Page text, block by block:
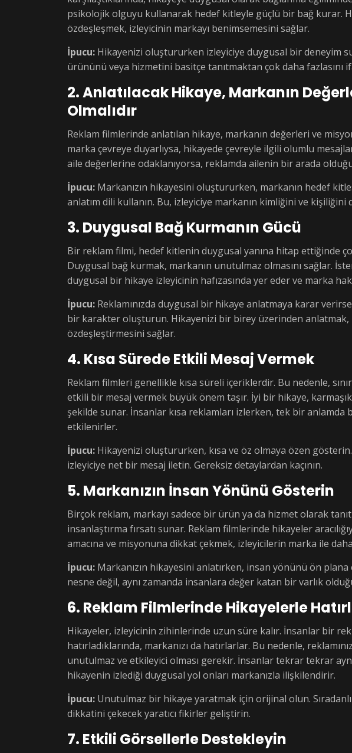
psikolojik olguyu kullanarak hedef kitleyle güçlü bir bağ kurar.
özdeşleşmek, izleyicinin markayı benimsemesini sağlar.
İpucu: Hikayenizi oluştururken izleyiciye duygusal bir deneyim
ürününü veya hizmetini basitçe tanıtmaktan çok daha fazlasını
2. Anlatılacak Hikaye, Markanın
Olmalıdır
Reklam filmlerinde anlatılan hikaye, markanın değerleri ve
marka çevreye duyarlıysa, hikayede çevreyle ilgili olumlu
aile değerlerine odaklanıyorsa, reklamda ailenin bir arada
İpucu: Markanızın hikayesini oluştururken, markanın hedef
anlatım dili kullanın. Bu, izleyiciye markanın kimliğini ve
3. Duygusal Bağ Kurmanın Gücü
Bir reklam filmi, hedef kitlenin duygusal yanına hitap ettiğinde
Duygusal bağ kurmak, markanın unutulmaz olmasını sağlar.
duygusal bir hikaye izleyicinin hafızasında yer eder ve marka
İpucu: Reklamınızda duygusal bir hikaye anlatmaya karar
bir karakter oluşturun. Hikayenizi bir birey üzerinden
özdeşleştirmesini sağlar.
4. Kısa Sürede Etkili Mesaj Vermek
Reklam filmleri genellikle kısa süreli içeriklerdir. Bu nedenle,
etkili bir mesaj vermek büyük önem taşır. İyi bir hikaye,
şekilde sunar. İnsanlar kısa reklamları izlerken, tek bir
etkilenirler.
İpucu: Hikayenizi oluştururken, kısa ve öz olmaya özen
izleyiciye net bir mesaj iletin. Gereksiz detaylardan kaçının.
5. Markanızın İnsan Yönünü Gösterin
Birçok reklam, markayı sadece bir ürün ya da hizmet olarak
insanlaştırma fırsatı sunar. Reklam filmlerinde hikayeler
amacına ve misyonuna dikkat çekmek, izleyicilerin marka ile
İpucu: Markanızın hikayesini anlatırken, insan yönünü ön plana
nesne değil, aynı zamanda insanlara değer katan bir varlık
6. Reklam Filmlerinde Hikayelerle
Hikayeler, izleyicinin zihinlerinde uzun süre kalır. İnsanlar bir
hatırladıklarında, markanızı da hatırlarlar. Bu nedenle,
unutulmaz ve etkileyici olması gerekir. İnsanlar tekrar tekrar
hikayenin izlediği duygusal yol onları markanızla ilişkilendirir.
İpucu: Unutulmaz bir hikaye yaratmak için orijinal olun.
dikkatini çekecek yaratıcı fikirler geliştirin.
7. Etkili Görsellerle Destekleyin